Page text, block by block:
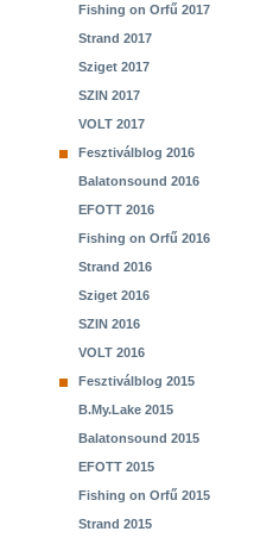
Fishing on Orfű 2017
Strand 2017
Sziget 2017
SZIN 2017
VOLT 2017
Fesztiválblog 2016
Balatonsound 2016
EFOTT 2016
Fishing on Orfű 2016
Strand 2016
Sziget 2016
SZIN 2016
VOLT 2016
Fesztiválblog 2015
B.My.Lake 2015
Balatonsound 2015
EFOTT 2015
Fishing on Orfű 2015
Strand 2015